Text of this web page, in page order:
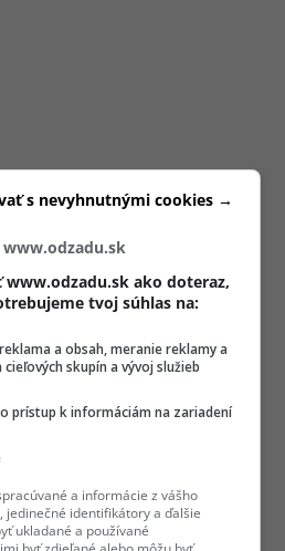
ako doteraz,
tvoj súhlas na:
a obsah, meranie reklamy a
skupín a vývoj služieb
prístup k informáciám na zariadení
a informácie z vášho
jedinečné identifikátory a ďalšie
ukladané a používané
s nevyhnutnými cookies →